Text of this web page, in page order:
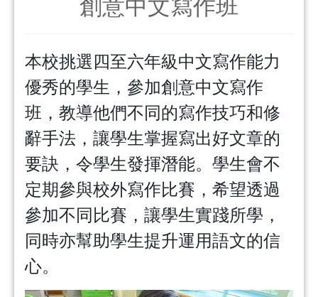
本校挑選四至六年級中文寫作能力
優秀的學生，參加創意中文寫作
班，教導他們不同的寫作技巧和修
辭手法，讓學生掌握寫出好文章的
要訣，令學生發揮潛能。學生會不
定期參與校外寫作比賽，希望透過
參加不同比賽，讓學生實踐所學，
同時亦幫助學生提升運用語文的信
心。